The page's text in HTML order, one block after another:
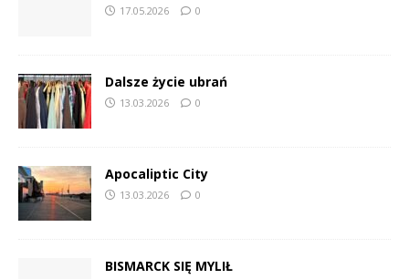
17.05.2026 0
Dalsze życie ubrań
13.03.2026 0
Apocaliptic City
13.03.2026 0
BISMARCK SIĘ MYLIŁ